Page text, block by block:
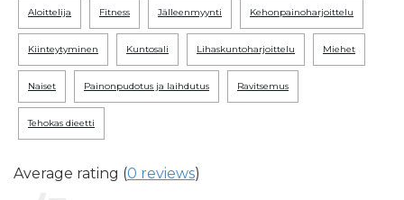
aloittelija fitness jälleenmyynti kehonpainoharjoittelu
kiinteytyminen kuntosali lihaskuntoharjoittelu miehet
naiset painonpudotus ja laihdutus ravitsemus
tehokas dieetti
Average rating (0 reviews)